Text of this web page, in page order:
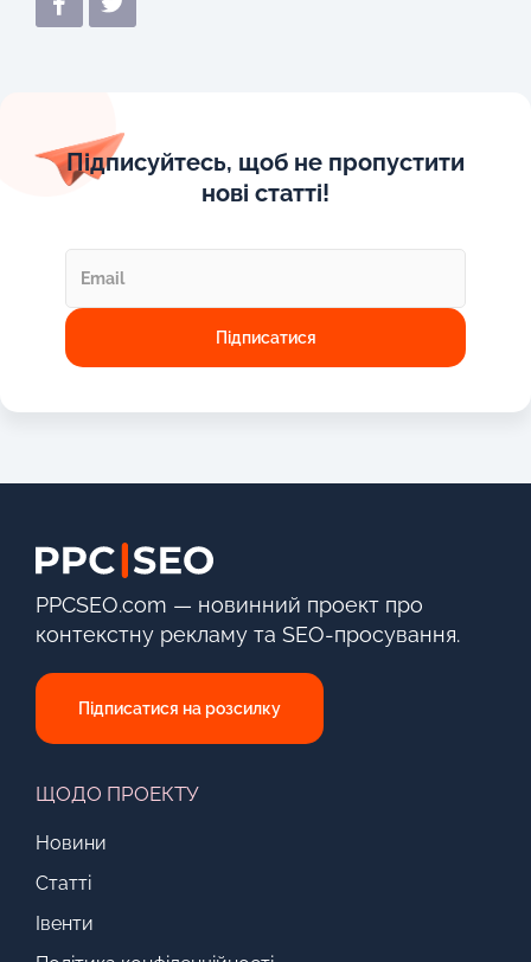
Підписуйтесь, щоб не пропустити
нові статті!
PPCSEO.com — новинний проект про
контекстну рекламу та SEO-просування.
Підписатися на розсилку
ЩОДО ПРОЕКТУ
Новини
Статті
Івенти